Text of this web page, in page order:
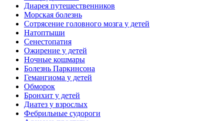
Диарея путешественников
Морская болезнь
Сотрясение головного мозга у детей
Натоптыши
Сенестопатия
Ожирение у детей
Ночные кошмары
Болезнь Паркинсона
Гемангиома у детей
Обморок
Бронхит у детей
Диатез у взрослых
Фебрильные судороги